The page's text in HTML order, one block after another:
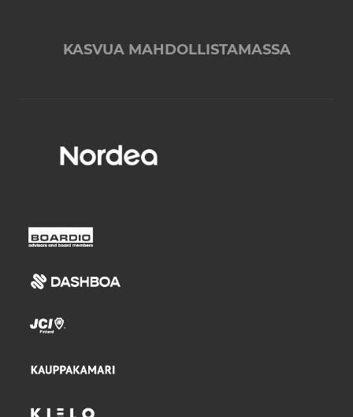
KASVUA MAHDOLLISTAMASSA